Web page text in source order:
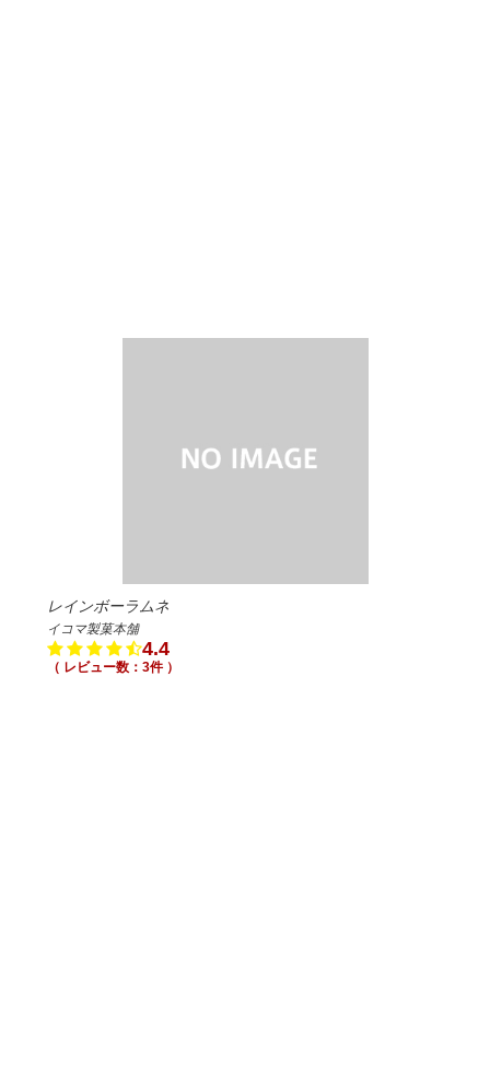
レインボーラムネ
イコマ製菓本舗
4.4
（ レビュー数：3件 ）